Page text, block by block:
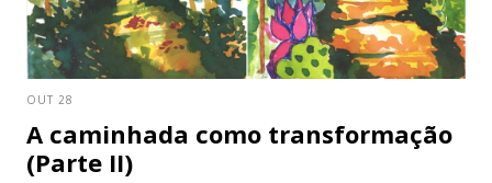
OUT 28
A caminhada como transformação
(Parte II)